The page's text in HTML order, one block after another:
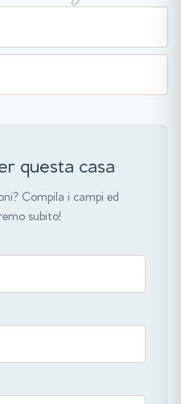
questa casa
Compila i campi ed
subito!